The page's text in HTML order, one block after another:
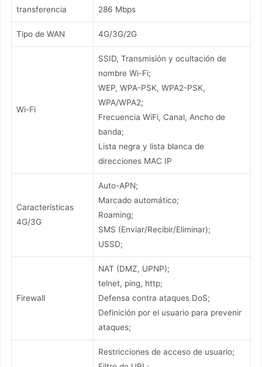
transferencia
286 Mbps
Tipo de WAN 4G/3G/2G
Wi-Fi
SSID, Transmisión y ocultación de
nombre Wi-Fi;
WEP, WPA-PSK, WPA2-PSK,
WPA/WPA2;
Frecuencia WiFi, Canal, Ancho de
banda;
Lista negra y lista blanca de
direcciones MAC IP
Características
4G/3G
Auto-APN;
Marcado automático;
Roaming;
SMS (Enviar/Recibir/Eliminar);
USSD;
Firewall
NAT (DMZ, UPNP);
telnet, ping, http;
Defensa contra ataques DoS;
Definición por el usuario para prevenir
ataques;
Restricciones de acceso de usuario;